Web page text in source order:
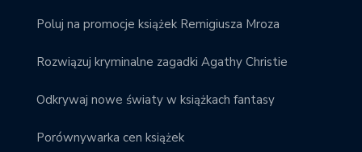
Poluj na promocje książek Remigiusza Mroza
Rozwiązuj kryminalne zagadki Agathy Christie
Odkrywaj nowe światy w książkach fantasy
Porównywarka cen książek